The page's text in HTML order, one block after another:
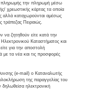
πληρωμής την πληρωμή μέσω
χρεωστικής κάρτας τα οποία
αλλά καταχωρούνται αμέσως
τράπεζας Πειραιώς.
να ζητηθούν είτε κατά την
Καταστήματος και
για την αποστολή
με τα νέα και τις προσφορές
(e-mail) ο Καταναλωτής
της παραγγελίας του
δηλωθείσα ηλεκτρονική